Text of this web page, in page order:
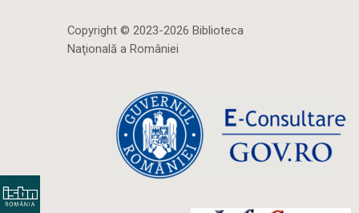
Copyright © 2023-2026 Biblioteca
Naţională a României